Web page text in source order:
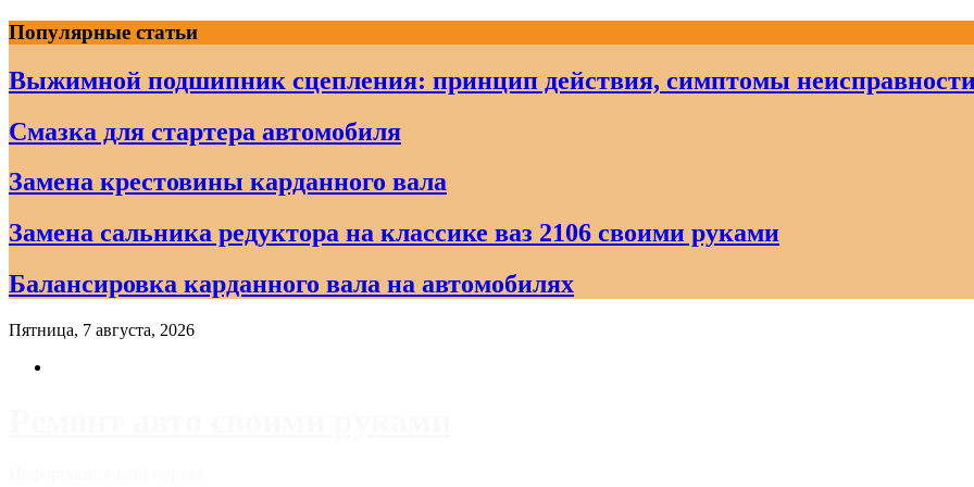
Skip
to
content
Популярные статьи
Выжимной подшипник сцепления: принцип действия, симптомы
Смазка для стартера автомобиля
Замена крестовины карданного вала
Замена сальника редуктора на классике ваз 2106 своими руками
Балансировка карданного вала на автомобилях
Пятница, 7 августа, 2026